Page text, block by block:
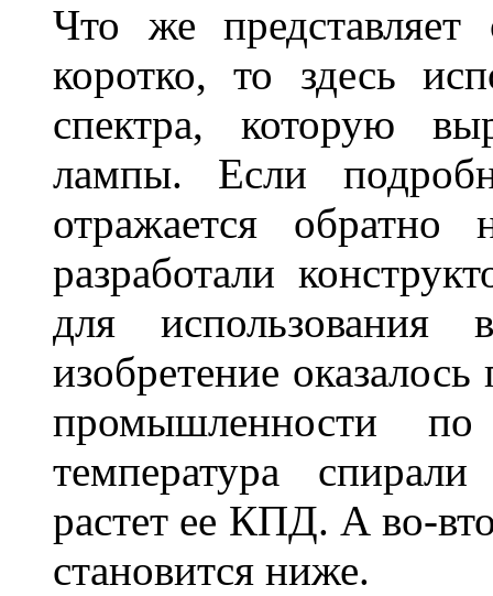
Что же
коротко, то здесь
спектра, которую
лампы. Если
отражается
разработали
для использования
изобретение
промышленности
температура
растет ее КПД. А во-
становится ниже.